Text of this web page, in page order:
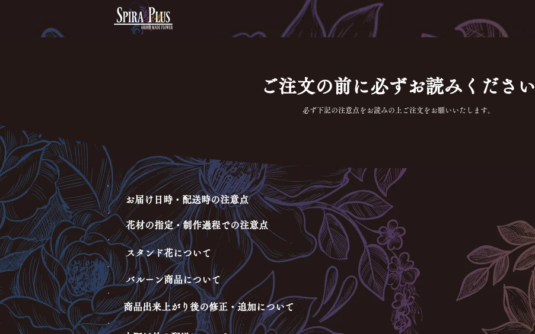
ご注文の前に必ずお読みください
必ず下記の注意点をお読みの上ご注文をお願いいたします。
お届け日時・配送時の注意点
花材の指定・制作過程での注意点
スタンド花について
バルーン商品について
​商品出来上がり後の修正・追加について